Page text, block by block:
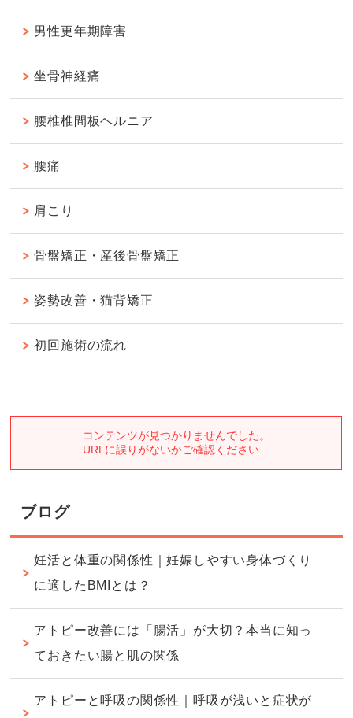
男性更年期障害
坐骨神経痛
腰椎椎間板ヘルニア
腰痛
肩こり
骨盤矯正・産後骨盤矯正
姿勢改善・猫背矯正
初回施術の流れ
ブログ
妊活と体重の関係性｜妊娠しやすい身体づくり
に適したBMIとは？
アトピー改善には「腸活」が大切？本当に知っ
ておきたい腸と肌の関係
アトピーと呼吸の関係性｜呼吸が浅いと症状が